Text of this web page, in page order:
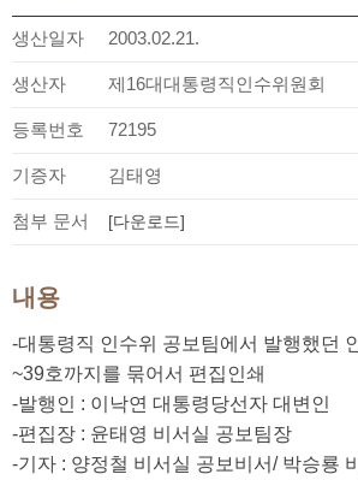
생산일자 2003.02.21.
생산자 제16대대통령직인수위원회
등록번호 72195
기증자 김태영
첨부 문서 [다운로드]
내용
-대통령직 인수위 공보팀에서 발행했던
~39호까지를 묶어서 편집인쇄
-발행인 : 이낙연 대통령당선자 대변인
-편집장 : 윤태영 비서실 공보팀장
-기자 : 양정철 비서실 공보비서/ 박승룡